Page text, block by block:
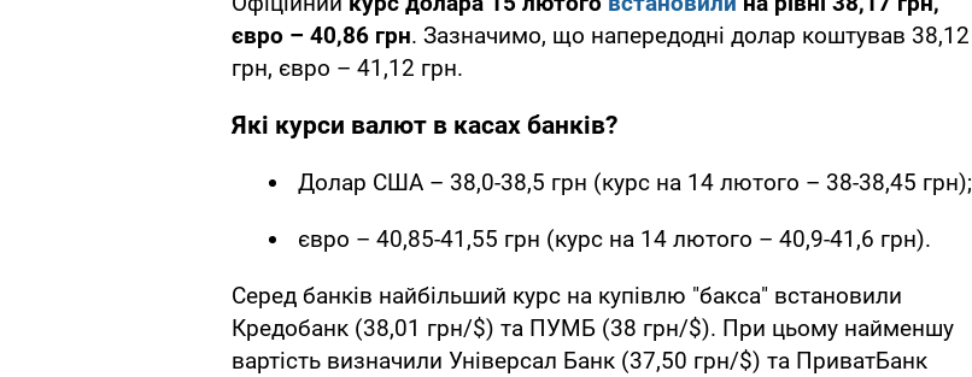
євро – 40,86 грн. Зазначимо, що напередодні долар коштував 38,12
грн, євро – 41,12 грн.
Які курси валют в касах банків?
Долар США – 38,0-38,5 грн (курс на 14 лютого – 38-38,45 грн);
євро – 40,85-41,55 грн (курс на 14 лютого – 40,9-41,6 грн).
Серед банків найбільший курс на купівлю "бакса" встановили
Кредобанк (38,01 грн/$) та ПУМБ (38 грн/$). При цьому найменшу
вартість визначили Універсал Банк (37,50 грн/$) та ПриватБанк